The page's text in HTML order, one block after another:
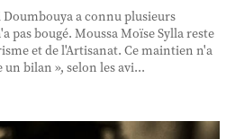
a connu plusieurs
bougé. Moussa Moïse Sylla reste
et de l'Artisanat. Ce maintien n'a
bilan », selon les avi...